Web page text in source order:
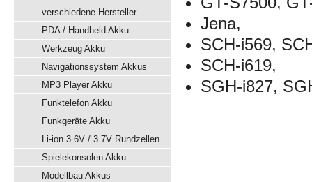
verschiedene Hersteller
PDA / Handheld Akku
Werkzeug Akku
Navigationssystem Akkus
MP3 Player Akku
Funktelefon Akku
Funkgeräte Akku
Li-ion 3.6V / 3.7V Rundzellen
Spielekonsolen Akku
Modellbau Akkus
Jena,
SCH-i569,
SCH-i619,
SGH-i827,